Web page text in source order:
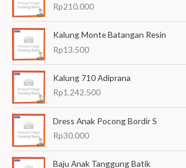
u
n
u
Rp210.000
Kalung Monte Batangan Resin
Rp13.500
Kalung 710 Adiprana
Rp1.242.500
Dress Anak Pocong Bordir S
Rp30.000
Baju Anak Tanggung Batik